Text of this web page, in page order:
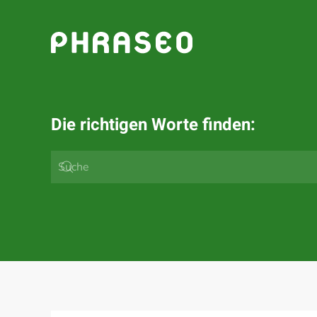
Zum Hauptinhalt springen
Die richtigen Worte finden: